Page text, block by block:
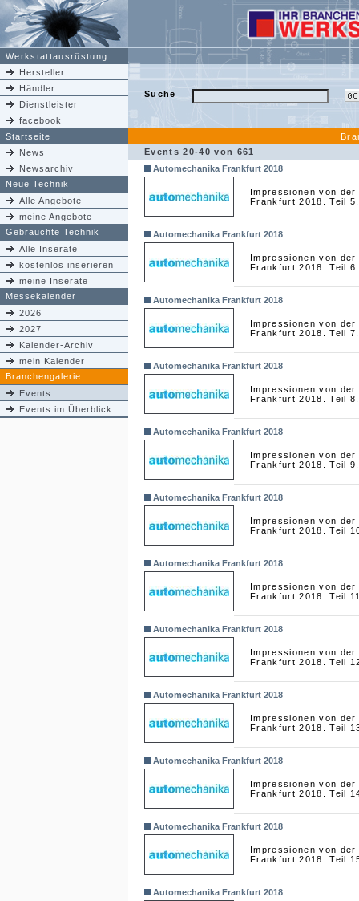
Werkstattausrüstung
Hersteller
Händler
Dienstleister
facebook
Suche
Startseite
News
Newsarchiv
Neue Technik
Alle Angebote
meine Angebote
Gebrauchte Technik
Alle Inserate
kostenlos inserieren
meine Inserate
Messekalender
2026
2027
Kalender-Archiv
mein Kalender
Branchengalerie
Events
Events im Überblick
Events 20-40 von 661
Automechanika Frankfurt 2018
Impressionen von der
Frankfurt 2018. Teil 5.
Automechanika Frankfurt 2018
Impressionen von der
Frankfurt 2018. Teil 6.
Automechanika Frankfurt 2018
Impressionen von der
Frankfurt 2018. Teil 7.
Automechanika Frankfurt 2018
Impressionen von der
Frankfurt 2018. Teil 8.
Automechanika Frankfurt 2018
Impressionen von der
Frankfurt 2018. Teil 9.
Automechanika Frankfurt 2018
Impressionen von der
Frankfurt 2018. Teil
Automechanika Frankfurt 2018
Impressionen von der
Frankfurt 2018. Teil
Automechanika Frankfurt 2018
Impressionen von der
Frankfurt 2018. Teil
Automechanika Frankfurt 2018
Impressionen von der
Frankfurt 2018. Teil
Automechanika Frankfurt 2018
Impressionen von der
Frankfurt 2018. Teil
Automechanika Frankfurt 2018
Impressionen von der
Frankfurt 2018. Teil
Automechanika Frankfurt 2018